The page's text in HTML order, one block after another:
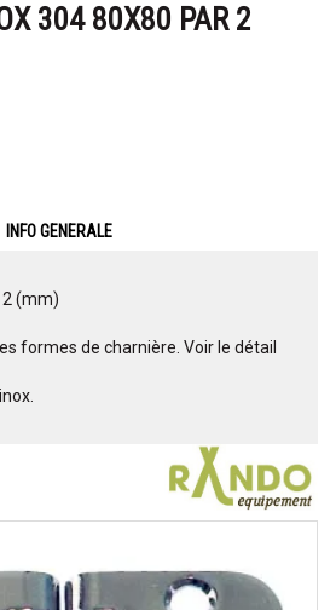
304 80X80 PAR 2
INFO GENERALE
2 (mm)
formes de charnière. Voir le détail